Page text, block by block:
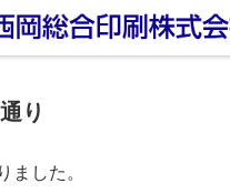
ット印刷通販・オンデマンド印刷
り
ました。